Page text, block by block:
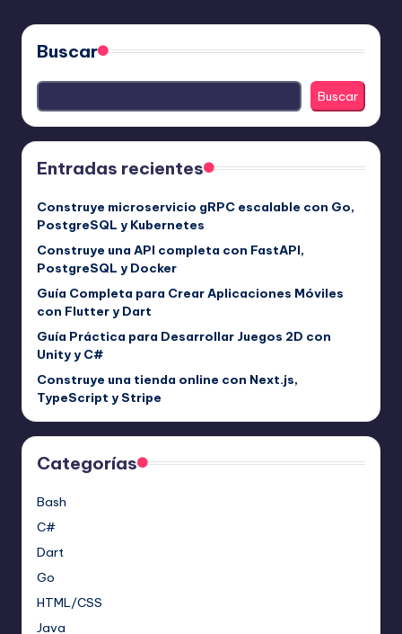
Buscar
Buscar
Entradas recientes
Construye microservicio gRPC escalable con Go,
PostgreSQL y Kubernetes
Construye una API completa con FastAPI,
PostgreSQL y Docker
Guía Completa para Crear Aplicaciones Móviles
con Flutter y Dart
Guía Práctica para Desarrollar Juegos 2D con
Unity y C#
Construye una tienda online con Next.js,
TypeScript y Stripe
Categorías
Bash
C#
Dart
Go
HTML/CSS
Java